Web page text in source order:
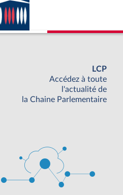
LCP
Accédez à toute
l'actualité de
la Chaine Parlementaire